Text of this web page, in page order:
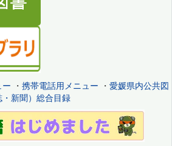
・ 携帯電話用メニュー ・ 愛媛県内公共図
新聞）総合目録